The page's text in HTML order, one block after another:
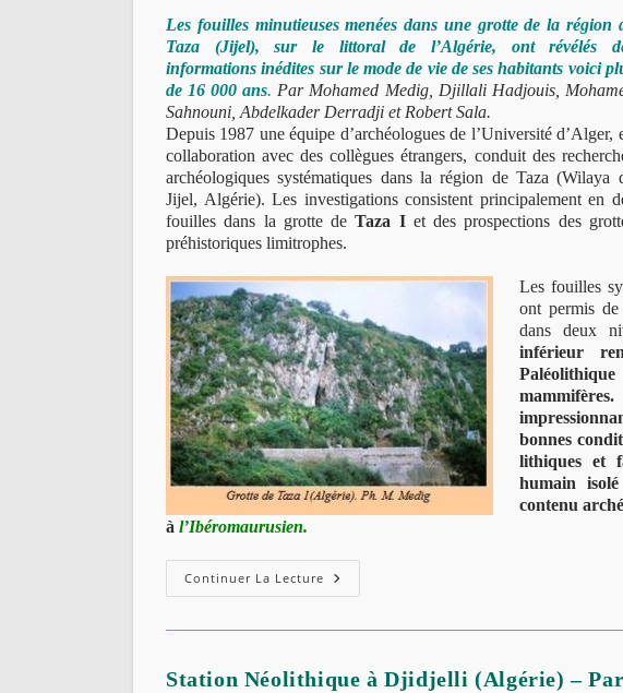
Les fouilles minutieuses menées dans une grotte de la région
Taza (Jijel), sur le littoral de l’Algérie, ont révélés
informations inédites sur le mode de vie de ses habitants voici
de 16 000 ans. Par Mohamed Medig, Djillali Hadjouis,
Sahnouni, Abdelkader Derradji et Robert Sala.
Depuis 1987 une équipe d’archéologues de l’Université d’Alger,
collaboration avec des collègues étrangers, conduit des
archéologiques systématiques dans la région de Taza (Wilaya
Jijel, Algérie). Les investigations consistent principalement en
fouilles dans la grotte deTaza Iet des prospections des
préhistoriques limitrophes.
Les fouilles
ont permis
dans deux
inférieur
bonnes
lithiques et
humain
contenu
à l’Ibéromaurusien.
Continuer La Lecture Les
Grottes
Station Néolithique à Djidjelli (Algérie) –